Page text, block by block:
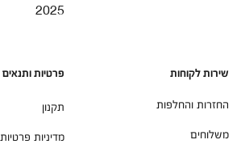
2025
שירות לקוחות
החזרות והחלפות
משלוחים
פרטיות ותנאים
תקנון
מדיניות פרטיות